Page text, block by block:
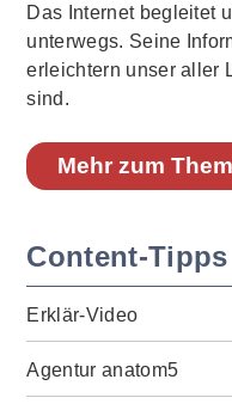
Das Internet begleitet
unterwegs. Seine
erleichtern unser aller
sind.
Mehr zum
Content-Tipps
Erklär-Video
Agentur anatom5